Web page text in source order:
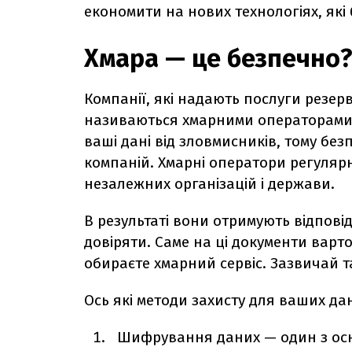
економити на нових технологіях,
Хмара — це безпечно?
Компанії, які надають послуги
називаються хмарними
ваші дані від зловмисників, тому
компаній. Хмарні оператори
незалежних організацій і держави.
В результаті вони отримують
довіряти. Саме на ці документи
обираєте хмарний сервіс. Зазвичай
Ось які методи захисту для ваших
Шифрування даних — один з